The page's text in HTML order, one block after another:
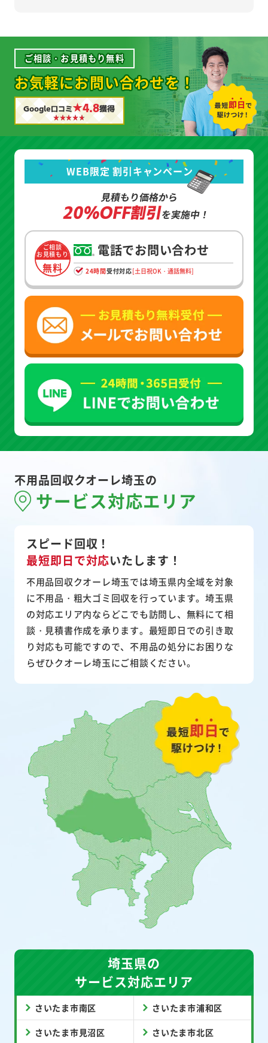
ご相談・お見積もり無料
お気軽にお問い合わせを！
Google口コミ★4.8獲得
WEB限定 割引キャンペーン
見積もり価格から
20%OFF割引を実施中！
ご相談
お見積もり
無料
電話でお問い合わせ
24時間受付対応[土日祝OK・通話無料]
不用品回収クオーレ埼玉の
サービス対応エリア
スピード回収！
最短即日で対応いたします！
不用品回収クオーレ埼玉では埼玉県内全域を対象
に不用品・粗大ゴミ回収を行っています。埼玉県
の対応エリア内ならどこでも訪問し、無料にて相
談・見積書作成を承ります。最短即日での引き取
り対応も可能ですので、不用品の処分にお困りな
らぜひクオーレ埼玉にご相談ください。
埼玉県の
サービス対応エリア
さいたま市南区 さいたま市浦和区
さいたま市見沼区 さいたま市北区